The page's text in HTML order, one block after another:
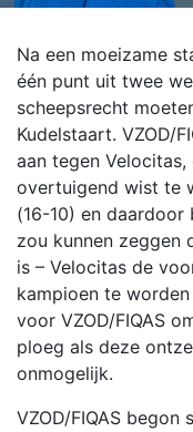
Na een moeizame
één punt uit twee
scheepsrecht
Kudelstaart. VZOD/
aan tegen
overtuigend wist te
(16-10) en
zou kunnen zeggen
is – Velocitas de
kampioen te
voor VZOD/FIQAS
ploeg als deze
onmogelijk.
VZOD/FIQAS